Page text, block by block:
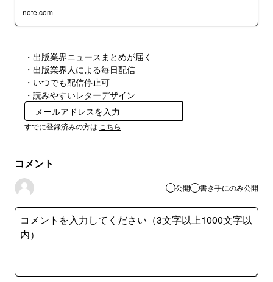
note.com
・出版業界ニュースまとめが届く
・出版業界人による毎日配信
・いつでも配信停止可
・読みやすいレターデザイン
すでに登録済みの方は こちら
コメント
公開 書き手にのみ公開